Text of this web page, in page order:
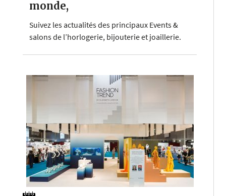
monde,
Suivez les actualités des principaux Events &
salons de l’horlogerie, bijouterie et joaillerie.